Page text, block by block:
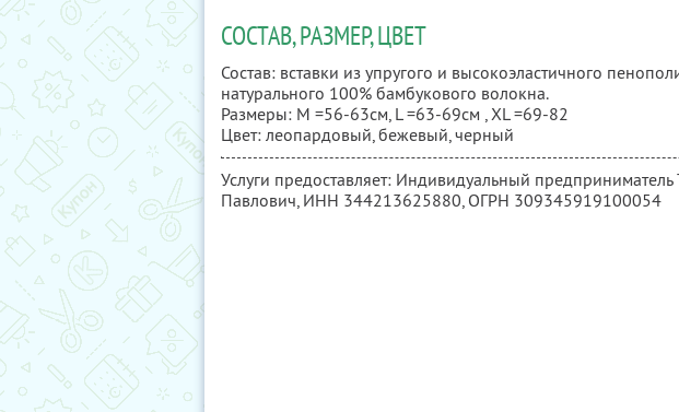
СОСТАВ, РАЗМЕР, ЦВЕТ
Состав: вставки из упругого и высокоэластичного
натурального 100% бамбукового волокна.
Размеры: M =56-63см, L =63-69см , XL =69-82
Цвет: леопардовый, бежевый, черный
Услуги предоставляет: Индивидуальный
Павлович, ИНН 344213625880, ОГРН 309345919100054